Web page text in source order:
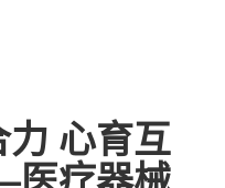
心育互